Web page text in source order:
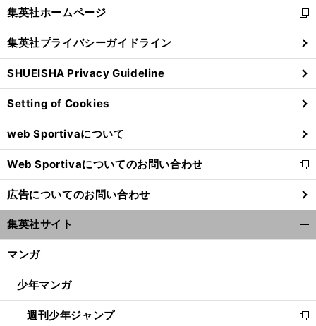
閉
る
集英社ホームページ
新
し
い
ウ
ィ
ン
ド
ウ
で
開
く
集英社プライバシーガイドライン
SHUEISHA Privacy Guideline
Setting of Cookies
web Sportivaについて
Web Sportivaについてのお問い合わせ
新
し
い
ウ
ィ
ン
ウ
開
く
広告についてのお問い合わせ
集英社サイト
マンガ
少年マンガ
週刊少年ジャンプ
新